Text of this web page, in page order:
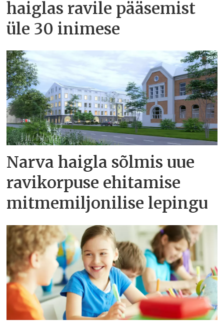
haiglas ravile pääsemist
üle 30 inimese
Narva haigla sõlmis uue
ravikorpuse ehitamise
mitmemiljonilise lepingu